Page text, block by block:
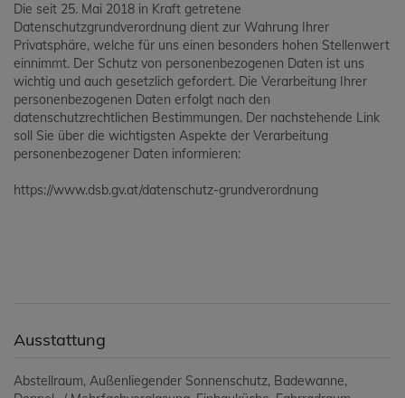
Die seit 25. Mai 2018 in Kraft getretene
Datenschutzgrundverordnung dient zur Wahrung Ihrer
Privatsphäre, welche für uns einen besonders hohen Stellenwert
einnimmt. Der Schutz von personenbezogenen Daten ist uns
wichtig und auch gesetzlich gefordert. Die Verarbeitung Ihrer
personenbezogenen Daten erfolgt nach den
datenschutzrechtlichen Bestimmungen. Der nachstehende Link
soll Sie über die wichtigsten Aspekte der Verarbeitung
personenbezogener Daten informieren:
https://www.dsb.gv.at/datenschutz-grundverordnung
Ausstattung
Abstellraum Außenliegender Sonnenschutz Badewanne